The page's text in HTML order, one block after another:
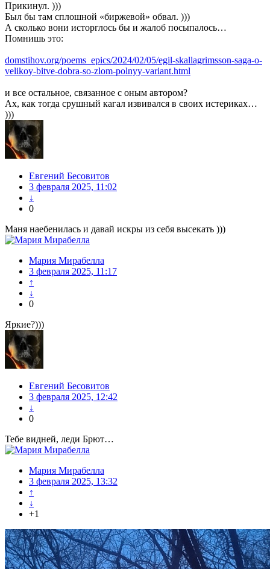
Прикинул. )))
Был бы там сплошной «биржевой» обвал. )))
А сколько вони исторглось бы и жалоб посыпалось…
Помнишь это:
domstihov.org/poems_epics/2024/02/05/egil-skallagrimsson-saga-o-
velikoy-bitve-dobra-so-zlom-polnyy-variant.html
и все остальное, связанное с оным автором?
Ах, как тогда срушный кагал извивался в своих истериках…
)))
Евгений Бесовитов
3 февраля 2025, 11:02
↓
0
Маня наебенилась и давай искры из себя высекать )))
Мария Мирабелла
3 февраля 2025, 11:17
↑
↓
0
Яркие?)))
Евгений Бесовитов
3 февраля 2025, 12:42
↓
0
Тебе видней, леди Брют…
Мария Мирабелла
3 февраля 2025, 13:32
↑
↓
+1